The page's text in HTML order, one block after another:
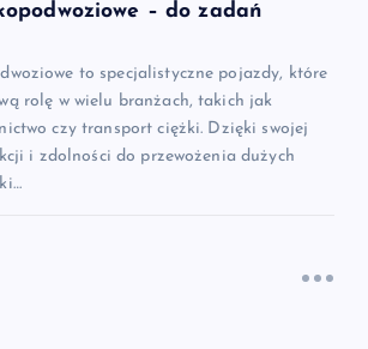
– do zadań
to specjalistyczne pojazdy, które
rolę w wielu branżach, takich jak
czy transport ciężki. Dzięki swojej
i zdolności do przewożenia dużych